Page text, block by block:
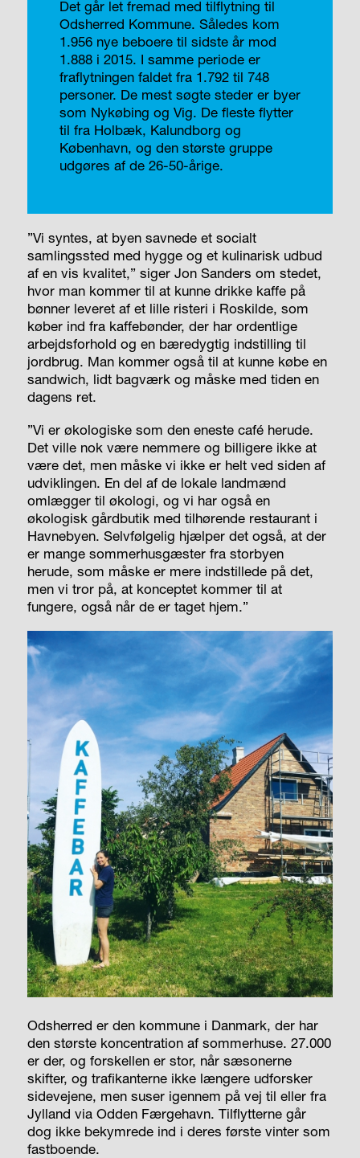
Det går let fremad med tilflytning til
Odsherred Kommune. Således kom
1.956 nye beboere til sidste år mod
1.888 i 2015. I samme periode er
fraflytningen faldet fra 1.792 til 748
personer. De mest søgte steder er byer
som Nykøbing og Vig. De fleste flytter
til fra Holbæk, Kalundborg og
København, og den største gruppe
udgøres af de 26-50-årige.
”Vi syntes, at byen savnede et socialt
samlingssted med hygge og et kulinarisk udbud
af en vis kvalitet,” siger Jon Sanders om stedet,
hvor man kommer til at kunne drikke kaffe på
bønner leveret af et lille risteri i Roskilde, som
køber ind fra kaffebønder, der har ordentlige
arbejdsforhold og en bæredygtig indstilling til
jordbrug. Man kommer også til at kunne købe en
sandwich, lidt bagværk og måske med tiden en
dagens ret.
”Vi er økologiske som den eneste café herude.
Det ville nok være nemmere og billigere ikke at
være det, men måske vi ikke er helt ved siden af
udviklingen. En del af de lokale landmænd
omlægger til økologi, og vi har også en
økologisk gårdbutik med tilhørende restaurant i
Havnebyen. Selvfølgelig hjælper det også, at der
er mange sommerhusgæster fra storbyen
herude, som måske er mere indstillede på det,
men vi tror på, at konceptet kommer til at
fungere, også når de er taget hjem.”
Odsherred er den kommune i Danmark, der har
den største koncentration af sommerhuse. 27.000
er der, og forskellen er stor, når sæsonerne
skifter, og trafikanterne ikke længere udforsker
sidevejene, men suser igennem på vej til eller fra
Jylland via Odden Færgehavn. Tilflytterne går
dog ikke bekymrede ind i deres første vinter som
fastboende.